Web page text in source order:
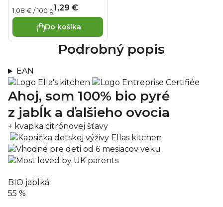
1,29 €
Jednotková
cena:
1,08 € / 100 g
Do košíka
Podrobný popis
EAN
Ahoj, som 100% bio pyré
z jabĺk a ďalšieho ovocia
+ kvapka citrónovej šťavy
BIO jablká
55 %